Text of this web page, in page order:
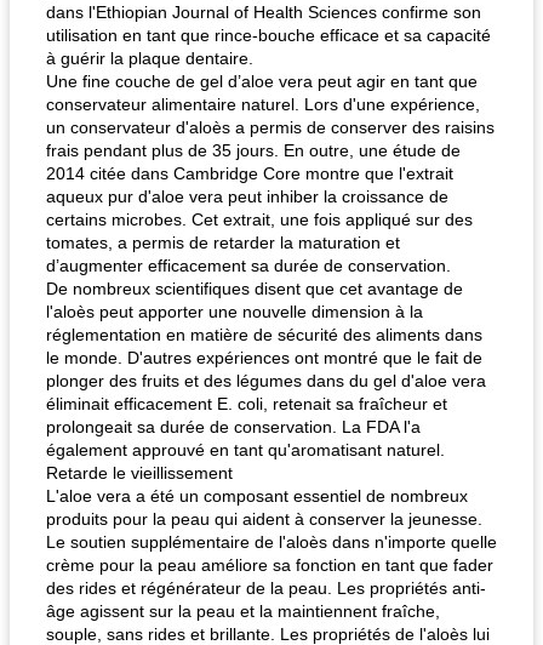
dans l'Ethiopian Journal of Health Sciences confirme son
utilisation en tant que rince-bouche efficace et sa capacité
à guérir la plaque dentaire.
Une fine couche de gel d’aloe vera peut agir en tant que
conservateur alimentaire naturel. Lors d'une expérience,
un conservateur d'aloès a permis de conserver des raisins
frais pendant plus de 35 jours. En outre, une étude de
2014 citée dans Cambridge Core montre que l'extrait
aqueux pur d'aloe vera peut inhiber la croissance de
certains microbes. Cet extrait, une fois appliqué sur des
tomates, a permis de retarder la maturation et
d’augmenter efficacement sa durée de conservation.
De nombreux scientifiques disent que cet avantage de
l'aloès peut apporter une nouvelle dimension à la
réglementation en matière de sécurité des aliments dans
le monde. D'autres expériences ont montré que le fait de
plonger des fruits et des légumes dans du gel d'aloe vera
éliminait efficacement E. coli, retenait sa fraîcheur et
prolongeait sa durée de conservation. La FDA l'a
également approuvé en tant qu'aromatisant naturel.
Retarde le vieillissement
L'aloe vera a été un composant essentiel de nombreux
produits pour la peau qui aident à conserver la jeunesse.
Le soutien supplémentaire de l'aloès dans n'importe quelle
crème pour la peau améliore sa fonction en tant que fader
des rides et régénérateur de la peau. Les propriétés anti-
âge agissent sur la peau et la maintiennent fraîche,
souple, sans rides et brillante. Les propriétés de l'aloès lui